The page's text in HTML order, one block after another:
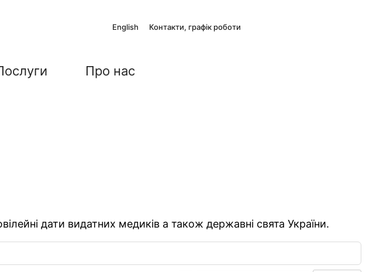
English Контакти, графік роботи
Про нас
дати видатних медиків а також державні свята України.